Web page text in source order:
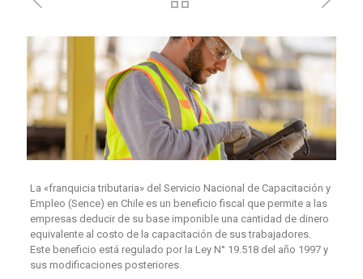
La «franquicia tributaria» del Servicio Nacional de Capacitación y
Empleo (Sence) en Chile es un beneficio fiscal que permite a las
empresas deducir de su base imponible una cantidad de dinero
equivalente al costo de la capacitación de sus trabajadores.
Este beneficio está regulado por la Ley N° 19.518 del año 1997 y
sus modificaciones posteriores.